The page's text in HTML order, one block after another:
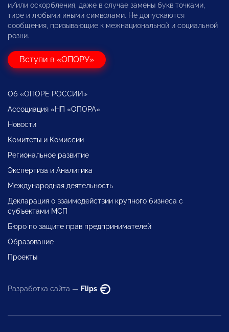
и/или оскорбления, даже в случае замены букв точками,
тире и любыми иными символами. Не допускаются
сообщения, призывающие к межнациональной и социальной
розни.
Вступи в «ОПОРУ»
Об «ОПОРЕ РОССИИ»
Ассоциация «НП «ОПОРА»
Новости
Комитеты и Комиссии
Региональное развитие
Экспертиза и Аналитика
Международная деятельность
Декларация о взаимодействии крупного бизнеса с
субъектами МСП
Бюро по защите прав предпринимателей
Образование
Проекты
Разработка сайта — Flips